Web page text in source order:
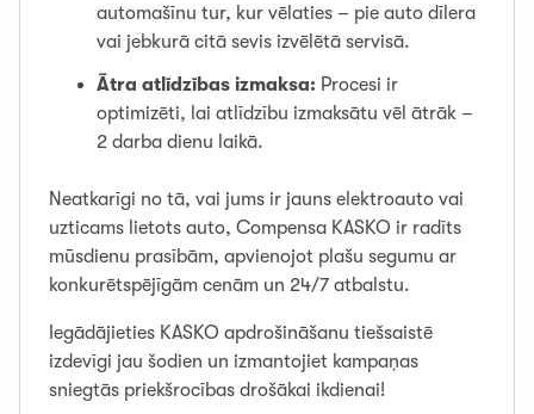
automašīnu tur, kur vēlaties – pie auto dīlera
vai jebkurā citā sevis izvēlētā servisā.
Ātra atlīdzības izmaksa: Procesi ir
optimizēti, lai atlīdzību izmaksātu vēl ātrāk –
2 darba dienu laikā.
Neatkarīgi no tā, vai jums ir jauns elektroauto vai
uzticams lietots auto, Compensa KASKO ir radīts
mūsdienu prasībām, apvienojot plašu segumu ar
konkurētspējīgām cenām un 24/7 atbalstu.
Iegādājieties KASKO apdrošināšanu tiešsaistē
izdevīgi jau šodien un izmantojiet kampaņas
sniegtās priekšrocības drošākai ikdienai!